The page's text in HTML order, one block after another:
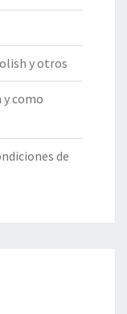
y otros
y como
de